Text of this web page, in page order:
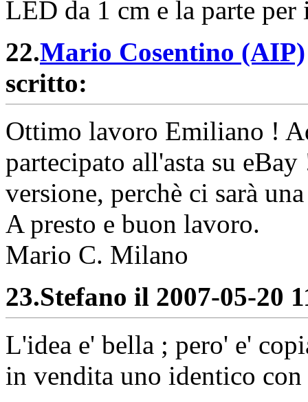
LED da 1 cm e la parte
22.Mario Cosentino (AIP)
scritto:
Ottimo lavoro Emiliano !
partecipato all'asta su
versione, perchè ci sarà
A presto e buon lavoro.
Mario C. Milano
23.Stefano il 2007-05-20
L'idea e' bella ; pero' e'
in vendita uno identico